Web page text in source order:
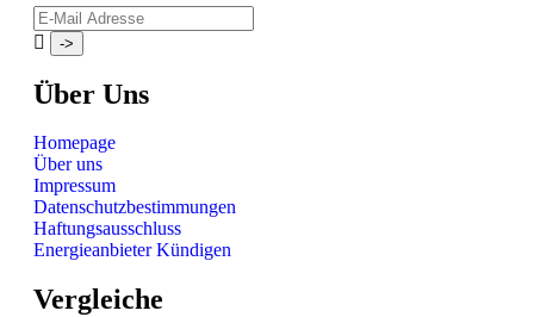
Über Uns
Homepage
Über uns
Impressum
Datenschutzbestimmungen
Haftungsausschluss
Energieanbieter Kündigen
Vergleiche